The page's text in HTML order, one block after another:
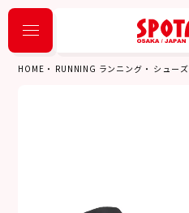
HOME RUNNING ランニング シューズ